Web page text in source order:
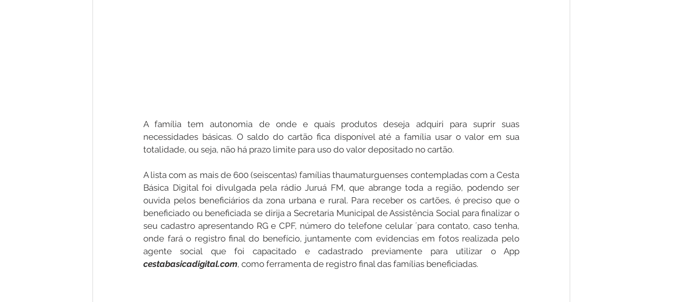
A família tem autonomia de onde e quais produtos deseja adquiri para suprir suas
necessidades básicas. O saldo do cartão fica disponível até a família usar o valor em sua
totalidade, ou seja, não há prazo limite para uso do valor depositado no cartão.
A lista com as mais de 600 (seiscentas) famílias thaumaturguenses contempladas com a Cesta
Básica Digital foi divulgada pela rádio Juruá FM, que abrange toda a região, podendo ser
ouvida pelos beneficiários da zona urbana e rural. Para receber os cartões, é preciso que o
beneficiado ou beneficiada se dirija a Secretaria Municipal de Assistência Social para finalizar o
seu cadastro apresentando RG e CPF, número do telefone celular ´para contato, caso tenha,
onde fará o registro final do benefício, juntamente com evidencias em fotos realizada pelo
cestabasicadigital.com, como ferramenta de registro final das famílias beneficiadas.